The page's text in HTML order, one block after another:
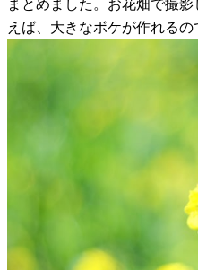
まとめました。お花畑で撮
えば、大きなボケが作れるの